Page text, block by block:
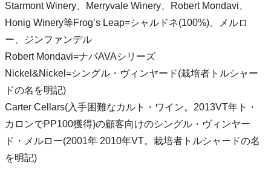
Starmont Winery、Merryvale Winery、Robert Mondavi、
Honig Winery等Frog’s Leap=シャルドネ(100%)、メルロ
ー、ジンファンデル
Robert Mondavi=ナパAVAシリーズ
Nickel&Nickel=シングル・ヴィンヤード(栽培者トルシャー
ドの名を明記)
Carter Cellars(入手困難なカルト・ワイン。2013VT年ト・
カロンでPP100獲得)の顧客向けのシングル・ヴィンヤー
ド・メルロー(2001年 2010年VT。栽培者トルシャードの名
を明記)